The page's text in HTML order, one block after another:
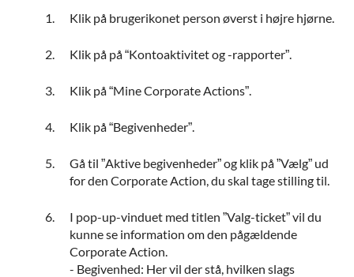
Klik på brugerikonet person øverst i højre hjørne.
Klik på på “Kontoaktivitet og -rapporter”.
Klik på “Mine Corporate Actions”.
Klik på “Begivenheder”.
Gå til ”Aktive begivenheder” og klik på ”Vælg” ud
for den Corporate Action, du skal tage stilling til.
I pop-up-vinduet med titlen ”Valg-ticket” vil du
kunne se information om den pågældende
Corporate Action.
- Begivenhed: Her vil der stå, hvilken slags